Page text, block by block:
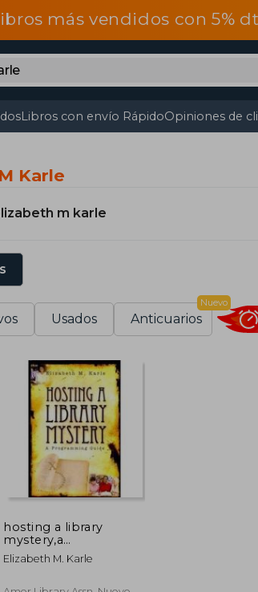
más vendidos con 5%
Libros con envío RápidoOpiniones de
Karle
m karle
Usados Anticuarios
Nuevo
hosting a library
mystery,a
programming guide
Elizabeth M. Karle